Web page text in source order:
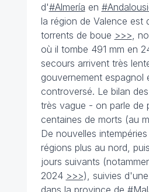
d'#Almería en
la région de Valence est
torrents de boue >>>,
où il tombe 491 mm en
secours arrivent très
gouvernement espagnol
controversé. Le bilan
très vague - on parle de
centaines de morts (au
De nouvelles
régions plus au nord,
jours suivants
2024 >>>), suivies